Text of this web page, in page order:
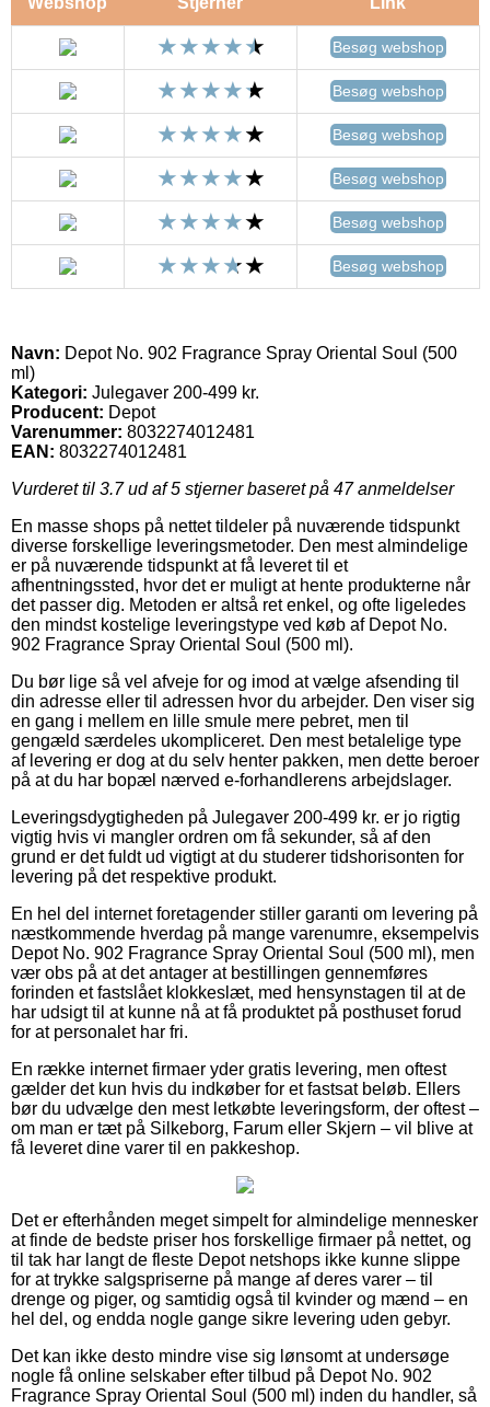
Besøg webshop
Besøg webshop
Besøg webshop
Besøg webshop
Besøg webshop
Besøg webshop
Navn: Depot No. 902 Fragrance Spray Oriental Soul (500
ml)
Kategori: Julegaver 200-499 kr.
Producent: Depot
Varenummer: 8032274012481
EAN: 8032274012481
Vurderet til 3.7ud af 5 stjerner baseret på 47anmeldelser
En masse shops på nettet tildeler på nuværende tidspunkt
diverse forskellige leveringsmetoder. Den mest almindelige
er på nuværende tidspunkt at få leveret til et
afhentningssted, hvor det er muligt at hente produkterne når
det passer dig. Metoden er altså ret enkel, og ofte ligeledes
den mindst kostelige leveringstype ved køb af Depot No.
902 Fragrance Spray Oriental Soul (500 ml).
Du bør lige så vel afveje for og imod at vælge afsending til
din adresse eller til adressen hvor du arbejder. Den viser sig
en gang i mellem en lille smule mere pebret, men til
gengæld særdeles ukompliceret. Den mest betalelige type
af levering er dog at du selv henter pakken, men dette beroer
på at du har bopæl nærved e-forhandlerens arbejdslager.
Leveringsdygtigheden på Julegaver 200-499 kr. er jo rigtig
vigtig hvis vi mangler ordren om få sekunder, så af den
grund er det fuldt ud vigtigt at du studerer tidshorisonten for
levering på det respektive produkt.
En hel del internet foretagender stiller garanti om levering på
næstkommende hverdag på mange varenumre, eksempelvis
Depot No. 902 Fragrance Spray Oriental Soul (500 ml), men
vær obs på at det antager at bestillingen gennemføres
forinden et fastslået klokkeslæt, med hensynstagen til at de
har udsigt til at kunne nå at få produktet på posthuset forud
for at personalet har fri.
En række internet firmaer yder gratis levering, men oftest
gælder det kun hvis du indkøber for et fastsat beløb. Ellers
bør du udvælge den mest letkøbte leveringsform, der oftest –
om man er tæt på Silkeborg, Farum eller Skjern – vil blive at
få leveret dine varer til en pakkeshop.
Det er efterhånden meget simpelt for almindelige mennesker
at finde de bedste priser hos forskellige firmaer på nettet, og
til tak har langt de fleste Depot netshops ikke kunne slippe
for at trykke salgspriserne på mange af deres varer – til
drenge og piger, og samtidig også til kvinder og mænd – en
hel del, og endda nogle gange sikre levering uden gebyr.
Det kan ikke desto mindre vise sig lønsomt at undersøge
nogle få online selskaber efter tilbud på Depot No. 902
Fragrance Spray Oriental Soul (500 ml) inden du handler, så